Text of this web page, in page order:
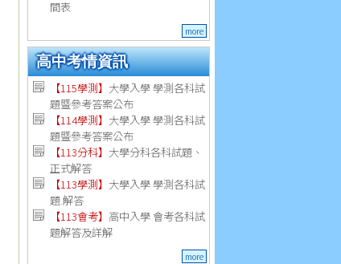
間表
more
高中考情資訊
【115學測】 大學入學 學測各科試
題暨參考答案公布
【114學測】 大學入學 學測各科試
題暨參考答案公布
【113分科】 大學分科各科試題、
正式解答
【113學測】 大學入學 學測各科試
題.解答
【113會考】 高中入學 會考各科試
題解答及詳解
more